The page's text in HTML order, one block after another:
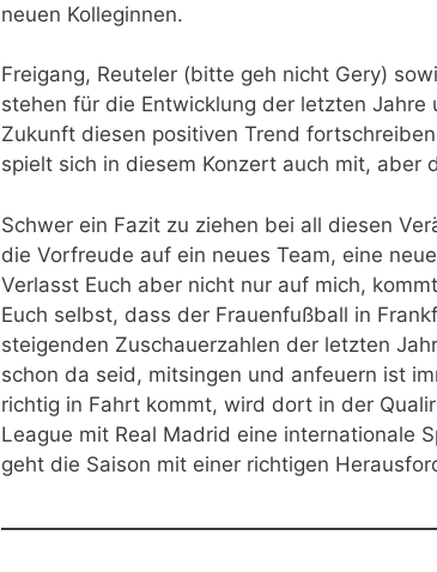
neuen Kolleginnen.
Freigang, Reuteler (bitte geh nicht Gery)
stehen für die Entwicklung der letzten
Zukunft diesen positiven Trend
spielt sich in diesem Konzert auch mit, aber
Schwer ein Fazit zu ziehen bei all diesen
die Vorfreude auf ein neues Team, eine
Verlasst Euch aber nicht nur auf mich,
Euch selbst, dass der Frauenfußball in
steigenden Zuschauerzahlen der letzten
schon da seid, mitsingen und anfeuern ist
richtig in Fahrt kommt, wird dort in der
League mit Real Madrid eine internationale
geht die Saison mit einer richtigen